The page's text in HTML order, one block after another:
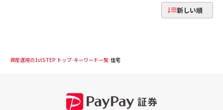
新しい順
資産運用の1stSTEP トップ キーワード一覧 住宅